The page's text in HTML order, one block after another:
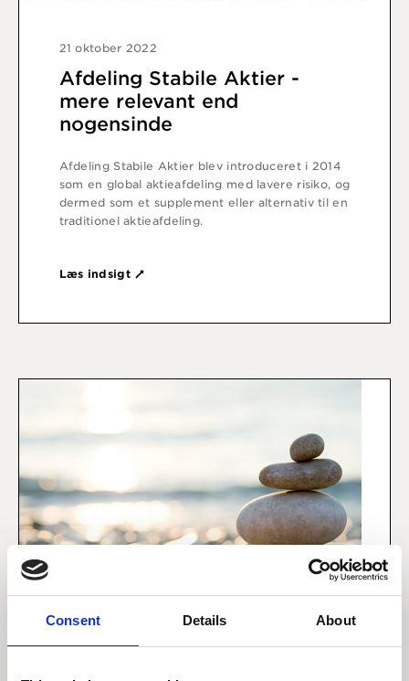
Consent Details About
21 oktober 2022
Afdeling Stabile Aktier -
mere relevant end
nogensinde
Afdeling Stabile Aktier blev introduceret i 2014
som en global aktieafdeling med lavere risiko, og
dermed som et supplement eller alternativ til en
traditionel aktieafdeling.
Læs indsigt